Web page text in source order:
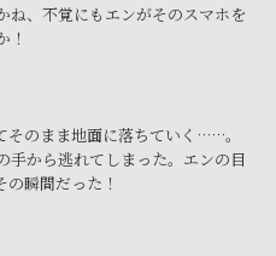
、不覚にもエンがそのスマホを
！
のまま地面に落ちていく……。
手から逃れてしまった。エンの目
瞬間だった！